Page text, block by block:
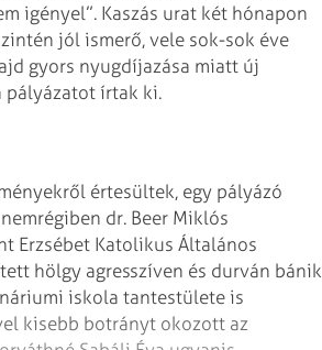
igényel”. Kaszás urat két hónapon
jól ismerő, vele sok-sok éve
gyors nyugdíjazása miatt új
pályázatot írtak ki.
értesültek, egy pályázó
dr. Beer Miklós
Erzsébet Katolikus Általános
hölgy agresszíven és durván bánik
iskola tantestülete is
kisebb botrányt okozott az